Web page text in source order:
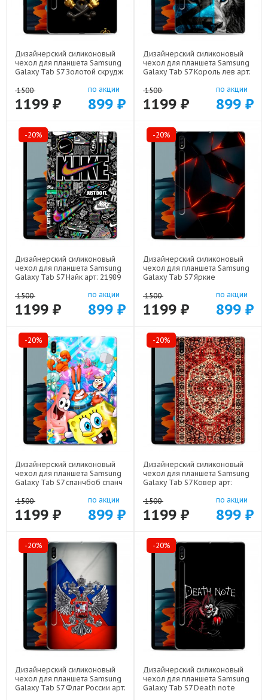
Дизайнерский силиконовый
чехол для планшета Samsung
Galaxy Tab S7 Золотой скрудж
1500
1199 ₽
по акции
899 ₽
Дизайнерский силиконовый
чехол для планшета Samsung
Galaxy Tab S7 Король лев арт:
1500
1199 ₽
по акции
899 ₽
-20%
Дизайнерский силиконовый
чехол для планшета Samsung
Galaxy Tab S7 Найк арт: 21989
1500
1199 ₽
по акции
899 ₽
-20%
Дизайнерский силиконовый
чехол для планшета Samsung
Galaxy Tab S7 Яркие
1500
1199 ₽
по акции
899 ₽
-20%
Дизайнерский силиконовый
чехол для планшета Samsung
Galaxy Tab S7 спанчбоб спанч
1500
1199 ₽
по акции
899 ₽
-20%
Дизайнерский силиконовый
чехол для планшета Samsung
Galaxy Tab S7 Ковер арт:
1500
1199 ₽
по акции
899 ₽
-20%
Дизайнерский силиконовый
чехол для планшета Samsung
Galaxy Tab S7 Флаг России арт:
-20%
Дизайнерский силиконовый
чехол для планшета Samsung
Galaxy Tab S7 Death note